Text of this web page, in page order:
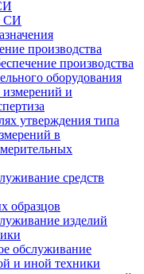
СИ
производства
производства
оборудования
измерений и
утверждения типа
в
средств
образцов
изделий
обслуживание
и иной техники